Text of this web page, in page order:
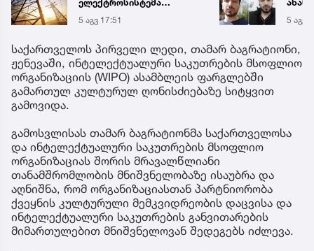
ელექტროსისტემა
სპეციალურ განცხადებას
ავრცელებს
5 აგვ 17:51 5 აგვ
საქართველოს პირველი ლედი, თამარ ბაგრატიონი,
ჟენევაში, ინტელექტუალური საკუთრების მსოფლიო
ორგანიზაციის (WIPO) ასამბლეის ფარგლებში
გამართულ კულტურულ ღონისძიებაზე სიტყვით
გამოვიდა.
გამოსვლისას თამარ ბაგრატიონმა საქართველოსა
და ინტელექტუალური საკუთრების მსოფლიო
ორგანიზაციას შორის მრავალწლიანი
თანამშრომლობის მნიშვნელობაზე ისაუბრა და
აღნიშნა, რომ ორგანიზაციასთან პარტნიორობა
ქვეყნის კულტურული მემკვიდრეობის დაცვისა და
ინტელექტუალური საკუთრების განვითარების
მიმართულებით მნიშვნელოვან შედეგებს იძლევა.